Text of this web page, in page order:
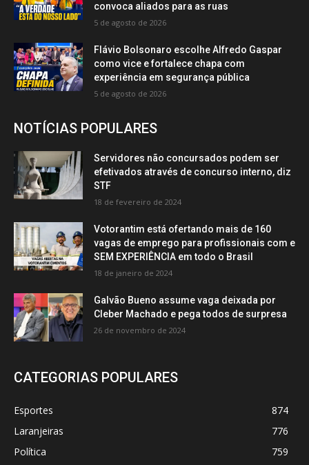
convoca aliados para as ruas
5 de agosto de 2026
Flávio Bolsonaro escolhe Alfredo Gaspar
como vice e fortalece chapa com
experiência em segurança pública
5 de agosto de 2026
NOTÍCIAS POPULARES
Servidores não concursados podem ser
efetivados através de concurso interno, diz
STF
18 de fevereiro de 2024
Votorantim está ofertando mais de 160
vagas de emprego para profissionais com e
SEM EXPERIÊNCIA em todo o Brasil
18 de janeiro de 2024
Galvão Bueno assume vaga deixada por
Cleber Machado e pega todos de surpresa
26 de novembro de 2024
CATEGORIAS POPULARES
Esportes
874
Laranjeiras
776
Política
759